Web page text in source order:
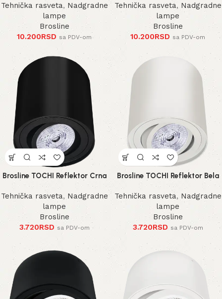
Tehnička rasveta, Nadgradne
lampe
Brosline
10.200RSD sa PDV-om
Tehnička rasveta, Nadgradne
lampe
Brosline
10.200RSD sa PDV-om
Brosline TOCHI Reflektor Crna
Tehnička rasveta, Nadgradne
lampe
Brosline
3.720RSD sa PDV-om
Brosline TOCHI Reflektor Bela
Tehnička rasveta, Nadgradne
lampe
Brosline
3.720RSD sa PDV-om